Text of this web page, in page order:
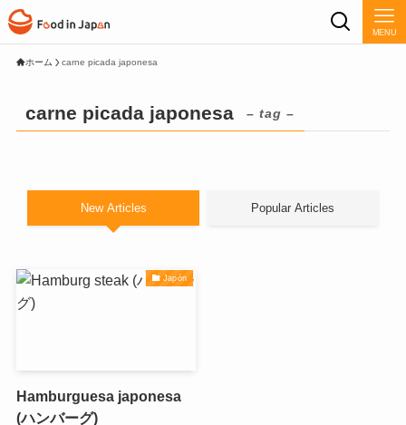
MENU
ホーム carne picada japonesa
carne picada japonesa – tag –
New Articles Popular Articles
Japón
Hamburguesa japonesa
(ハンバーグ)